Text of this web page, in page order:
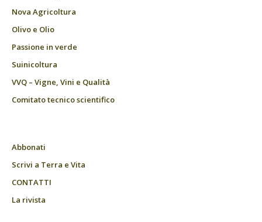
Nova Agricoltura
Olivo e Olio
Passione in verde
Suinicoltura
VVQ – Vigne, Vini e Qualità
Comitato tecnico scientifico
Abbonati
Scrivi a Terra e Vita
CONTATTI
La rivista